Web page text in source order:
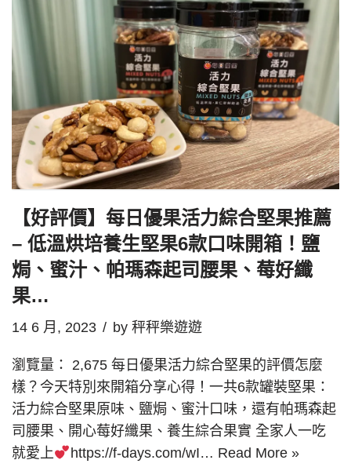
【好評價】每日優果活力綜合堅果推薦
– 低溫烘培養生堅果6款口味開箱！鹽
焗、蜜汁、帕瑪森起司腰果、莓好纖
果…
14 6 月, 2023 by 秤秤樂遊遊
瀏覽量： 2,675 每日優果活力綜合堅果的評價怎麼
樣？今天特別來開箱分享心得！一共6款罐裝堅果：
活力綜合堅果原味、鹽焗、蜜汁口味，還有帕瑪森起
司腰果、開心莓好纖果、養生綜合果實 全家人一吃
就愛上
https://f-days.com/wI… Read More »